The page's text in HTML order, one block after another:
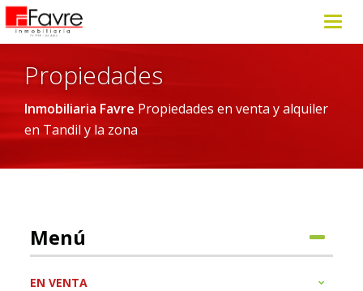
Propiedades
Inmobiliaria Favre Propiedades en venta y alquiler
en Tandil y la zona
Menú
EN VENTA